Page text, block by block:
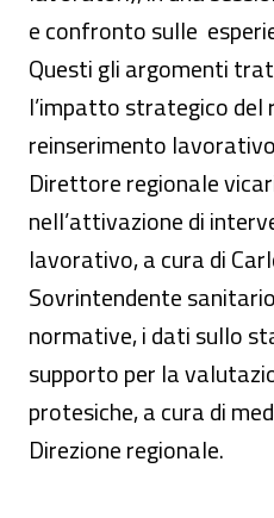
e confronto sulle
Questi gli argomenti
l’impatto strategico del
reinserimento
Direttore regionale
nell’attivazione di
lavorativo, a cura di
Sovrintendente
normative, i dati sullo
supporto per la
protesiche, a cura di
Direzione regionale.